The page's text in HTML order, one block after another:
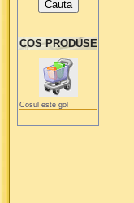
COS PRODUSE
Cosul este gol